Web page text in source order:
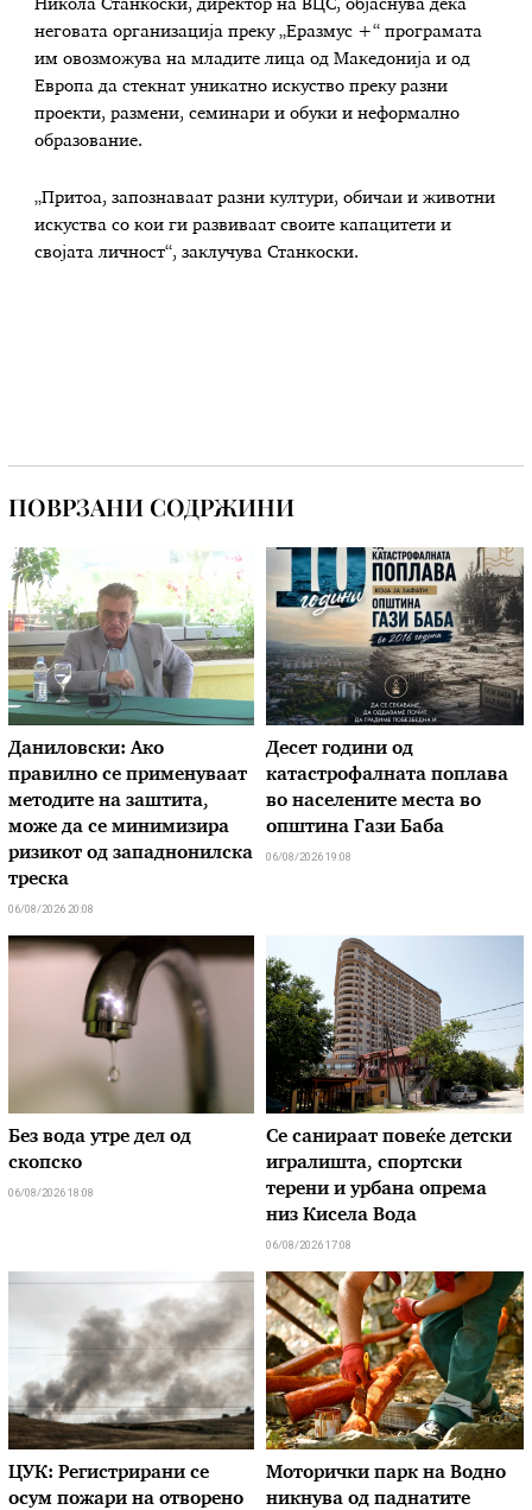
Никола Станкоски, директор на ВЦС, објаснува дека
неговата организација преку „Еразмус +“ програмата
им овозможува на младите лица од Македонија и од
Европа да стекнат уникатно искуство преку разни
проекти, размени, семинари и обуки и неформално
образование.
„Притоа, запознаваат разни култури, обичаи и животни
искуства со кои ги развиваат своите капацитети и
својата личност“, заклучува Станкоски.
ПОВРЗАНИ СОДРЖИНИ
Даниловски: Ако
правилно се применуваат
методите на заштита,
може да се минимизира
ризикот од западнонилска
треска
06/08/2026 20:08
Десет години од
катастрофалната поплава
во населените места во
општина Гази Баба
06/08/2026 19:08
Без вода утре дел од
скопско
06/08/2026 18:08
Се санираат повеќе детски
игралишта, спортски
терени и урбана опрема
низ Кисела Вода
06/08/2026 17:08
ЦУК: Регистрирани се
осум пожари на отворено
Моторички парк на Водно
никнува од паднатите